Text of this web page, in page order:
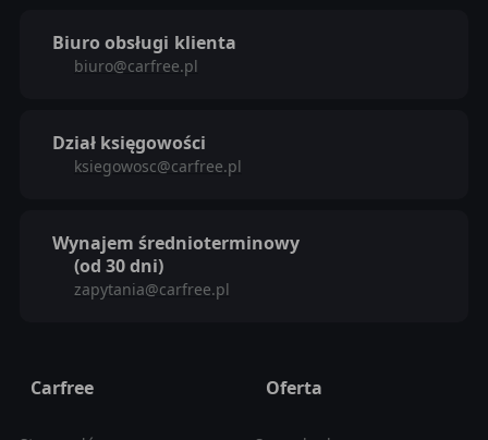
Biuro obsługi klienta
biuro@carfree.pl
Dział księgowości
ksiegowosc@carfree.pl
Wynajem średnioterminowy
(od 30 dni)
zapytania@carfree.pl
Carfree Oferta